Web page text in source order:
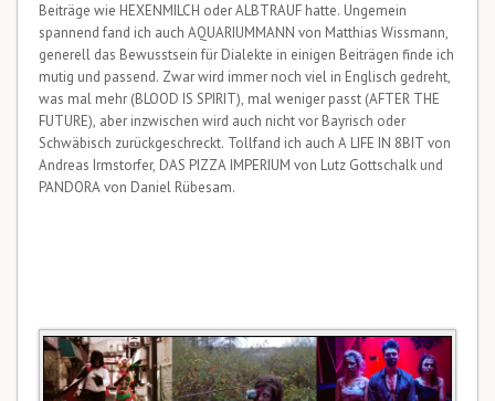
Beiträge wie HEXENMILCH oder ALBTRAUF hatte. Ungemein
spannend fand ich auch AQUARIUMMANN von Matthias Wissmann,
generell das Bewusstsein für Dialekte in einigen Beiträgen finde ich
mutig und passend. Zwar wird immer noch viel in Englisch gedreht,
was mal mehr (BLOOD IS SPIRIT), mal weniger passt (AFTER THE
FUTURE), aber inzwischen wird auch nicht vor Bayrisch oder
Schwäbisch zurückgeschreckt. Tollfand ich auch A LIFE IN 8BIT von
Andreas Irmstorfer, DAS PIZZA IMPERIUM von Lutz Gottschalk und
PANDORA von Daniel Rübesam.